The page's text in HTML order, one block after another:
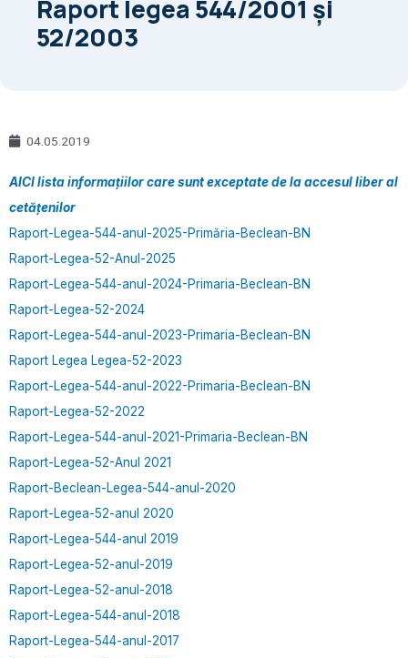
Raport legea 544/2001 și
52/2003
04.05.2019
AICI lista informațiilor care sunt exceptate de la accesul liber al
cetățenilor
Raport-Legea-544-anul-2025-Primăria-Beclean-BN
Raport-Legea-52-Anul-2025
Raport-Legea-544-anul-2024-Primaria-Beclean-BN
Raport-Legea-52-2024
Raport-Legea-544-anul-2023-Primaria-Beclean-BN
Raport Legea Legea-52-2023
Raport-Legea-544-anul-2022-Primaria-Beclean-BN
Raport-Legea-52-2022
Raport-Legea-544-anul-2021-Primaria-Beclean-BN
Raport-Legea-52-Anul 2021
Raport-Beclean-Legea-544-anul-2020
Raport-Legea-52-anul 2020
Raport-Legea-544-anul 2019
Raport-Legea-52-anul-2019
Raport-Legea-52-anul-2018
Raport-Legea-544-anul-2018
Raport-Legea-544-anul-2017